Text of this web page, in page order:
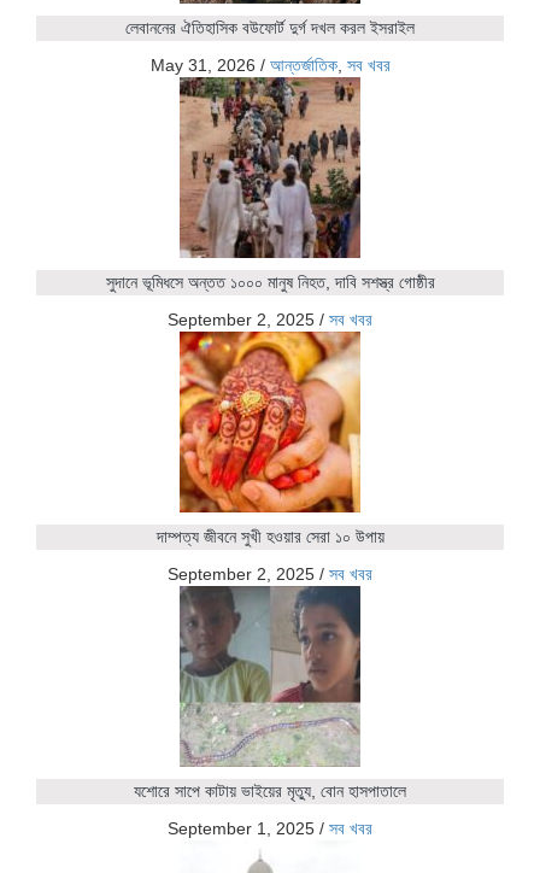
লেবাননের ঐতিহাসিক বউফোর্ট দুর্গ দখল করল ইসরাইল
May 31, 2026 / আন্তর্জাতিক, সব খবর
সুদানে ভূমিধসে অন্তত ১০০০ মানুষ নিহত, দাবি সশস্ত্র গোষ্ঠীর
September 2, 2025 / সব খবর
দাম্পত্য জীবনে সুখী হওয়ার সেরা ১০ উপায়
September 2, 2025 / সব খবর
যশোরে সাপে কাটায় ভাইয়ের মৃত্যু, বোন হাসপাতালে
September 1, 2025 / সব খবর